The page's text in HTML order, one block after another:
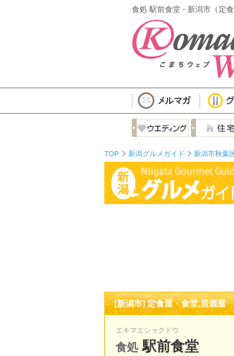
食処 駅前食堂 - 新潟市（定食
TOP 新潟グルメガイド 新潟市秋葉
[新潟市] 定食屋・食堂,居酒屋
エキマエショクドウ
食処 駅前食堂